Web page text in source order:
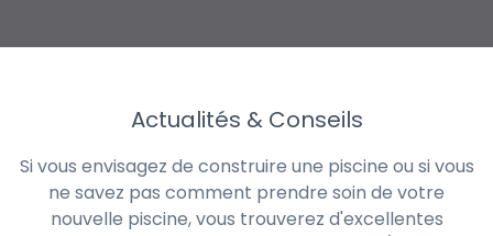
Actualités & Conseils
Si vous envisagez de construire une piscine ou si vous
ne savez pas comment prendre soin de votre
nouvelle piscine, vous trouverez d'excellentes